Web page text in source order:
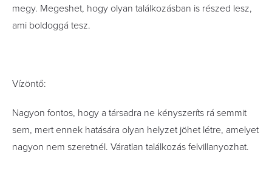
megy. Megeshet, hogy olyan találkozásban is részed lesz,
ami boldoggá tesz.
Vízöntő:
Nagyon fontos, hogy a társadra ne kényszeríts rá semmit
sem, mert ennek hatására olyan helyzet jöhet létre, amelyet
nagyon nem szeretnél. Váratlan találkozás felvillanyozhat.